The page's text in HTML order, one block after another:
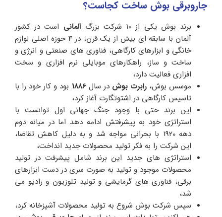
جاروبرقی بوش ساخت کجاست؟
برند بوش یکی از 10 شرکت بزرگ آلمانی است در کشور
آلمان با سابقه ای بیش از یک قرن، در 4 حوزه اصلی لوازم
خانگی و ابزارهای کارگاهی، فناوری های صنعتی و انرژی و
ساخت و ساز، راهکارهای موبایلی نرم افزاری و سخت
افزاری فعالیت دارد،
موسس بوش،رابرت بوش در سال1886 بود و کار خود را با
تاسیس کارگاهی در اشتوتگارت آغاز کرد،
این برند حتی با وجود جنگ جهانی اول توانست با
استراتژی خود به پیشرفتش ادامه دهد اما در میانه دوم
دهه 1920 با بحرانی مواجه شد و به دلیل کاهش تقاضا،
این شرکت را به فکر تولید محصولات جدید انداخت،
استراتژی های جدید این برند شامل پیشرفت در تولید
محصولات موجود و تولید به صورت سری در دست ابزارهای
برقی، فناوری های گرمایشی و تولید تلوزیون و رادیو می
شد،
سپس شرکت بوش شروع به تولید محصولات آشپزخانه کرد،